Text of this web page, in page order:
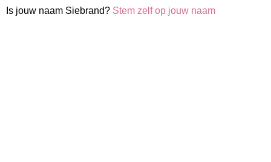
Is jouw naam Siebrand? Stem zelf op jouw naam